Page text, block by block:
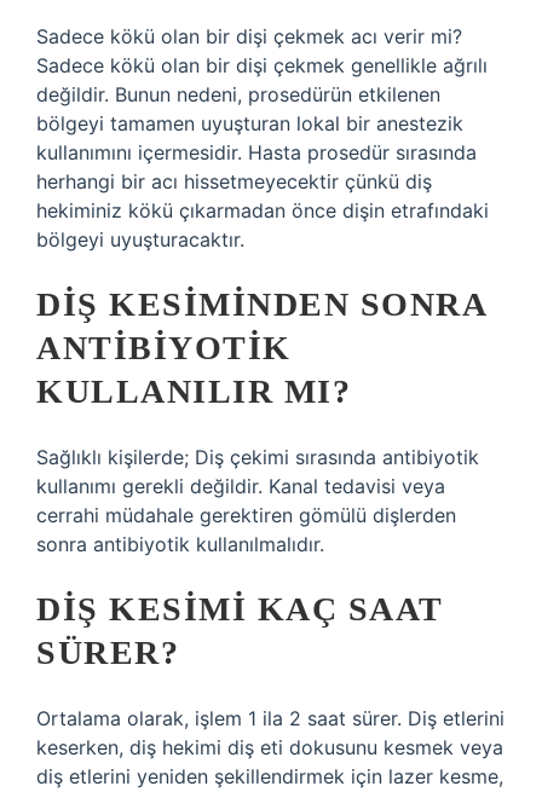
Sadece kökü olan bir dişi çekmek acı verir mi?
Sadece kökü olan bir dişi çekmek genellikle ağrılı
değildir. Bunun nedeni, prosedürün etkilenen
bölgeyi tamamen uyuşturan lokal bir anestezik
kullanımını içermesidir. Hasta prosedür sırasında
herhangi bir acı hissetmeyecektir çünkü diş
hekiminiz kökü çıkarmadan önce dişin etrafındaki
bölgeyi uyuşturacaktır.
DIŞ KESIMINDEN SONRA
ANTIBIYOTIK
KULLANILIR MI?
Sağlıklı kişilerde; Diş çekimi sırasında antibiyotik
kullanımı gerekli değildir. Kanal tedavisi veya
cerrahi müdahale gerektiren gömülü dişlerden
sonra antibiyotik kullanılmalıdır.
DIŞ KESIMI KAÇ SAAT
SÜRER?
Ortalama olarak, işlem 1 ila 2 saat sürer. Diş etlerini
keserken, diş hekimi diş eti dokusunu kesmek veya
diş etlerini yeniden şekillendirmek için lazer kesme,